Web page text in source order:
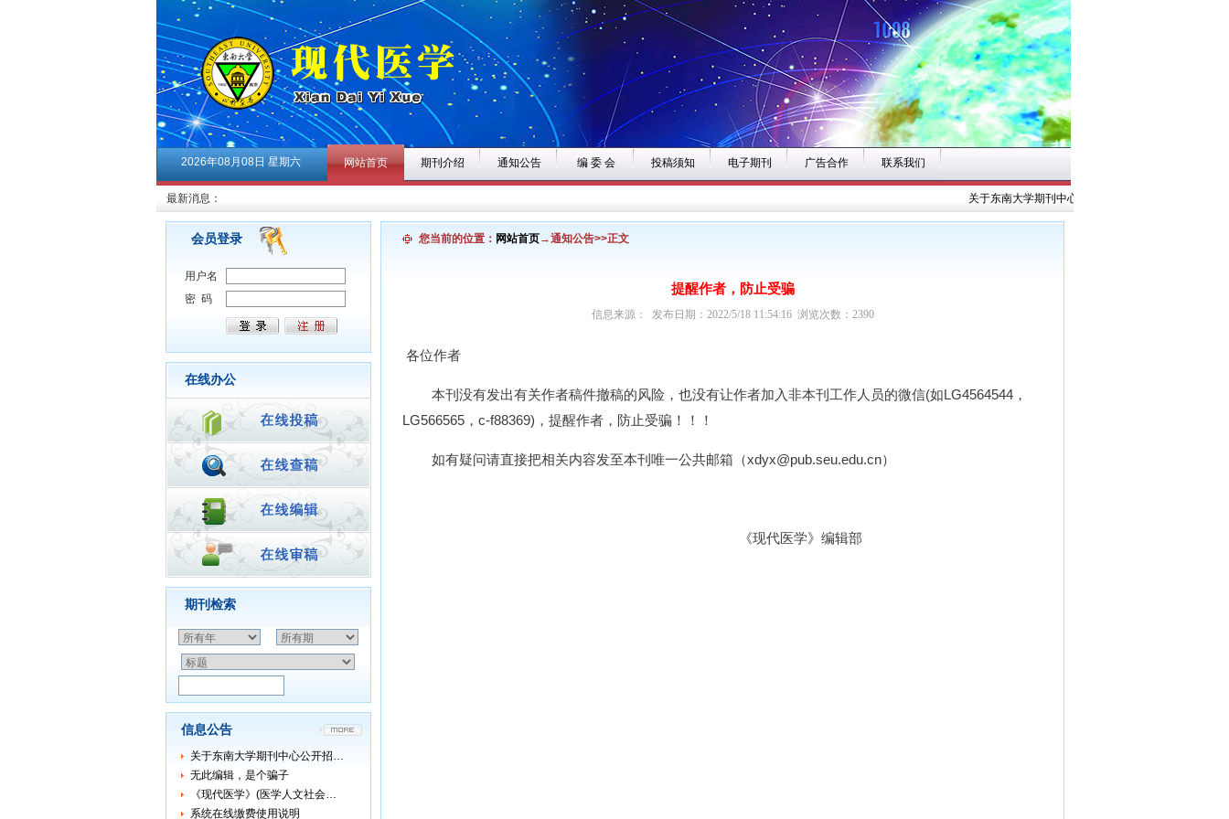
2026年08月08日 星期六 网站首页 期刊介绍 通知公告 编 委 会 投稿须知 电子期刊 广告合作 联系我们
最新消息： 关于东南大学期刊中心公开招募《现代医学》 编委、
会员登录
用户名
密 码
在线办公
期刊检索
信息公告
关于东南大学期刊中心公开招…
无此编辑，是个骗子
《现代医学》(医学人文社会…
系统在线缴费使用说明
您当前的位置： 网站首页→通知公告>>正文
提醒作者，防止受骗
信息来源： 发布日期：2022/5/18 11:54:16 浏览次数：2390
各位作者
本刊没有发出有关作者稿件撤稿的风险，也没有让作者加入非本刊工作人员的微信(如LG4564544，
LG566565，c-f88369)，提醒作者，防止受骗！！！
如有疑问请直接把相关内容发至本刊唯一公共邮箱（xdyx@pub.seu.edu.cn）
《现代医学》编辑部